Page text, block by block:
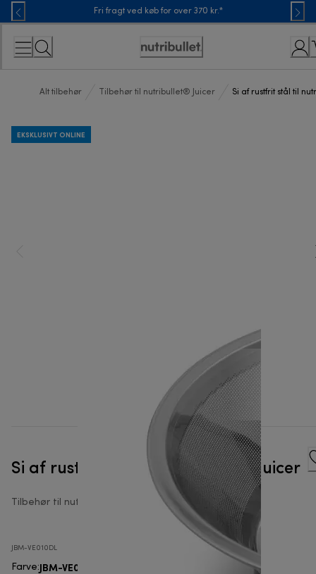
Skip
to
Content
Fri fragt ved køb for over 370 kr.*
Accessibility
Alt tilbehør Tilbehør til nutribullet® Juicer Si af rustfrit stål til
EKSKLUSIVT ONLINE
Si af rustfrit stål til nutribullet® Juicer
Tilbehør til nutribullet® Juicer
JBM-VE010DL
Farve:JBM-VE010DL